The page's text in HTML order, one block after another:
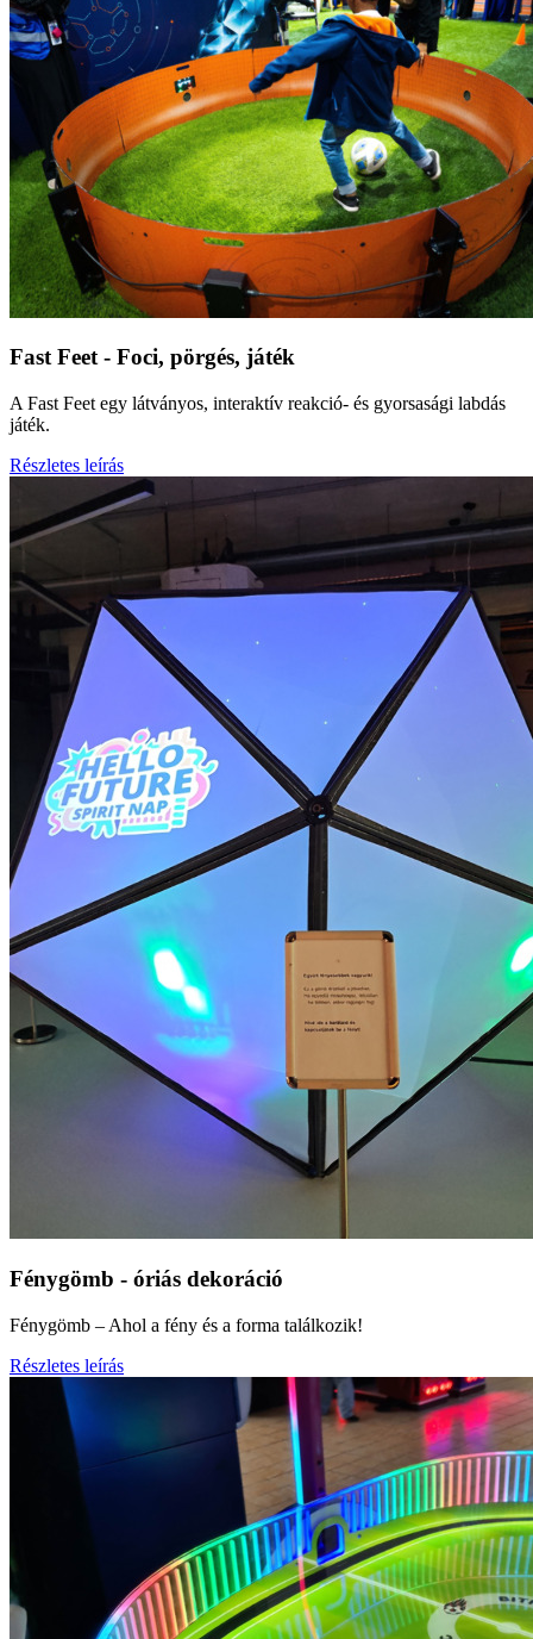
Fast Feet - Foci, pörgés, játék
A Fast Feet egy látványos, interaktív reakció- és gyorsasági labdás
játék.
Részletes leírás
Fénygömb - óriás dekoráció
Fénygömb – Ahol a fény és a forma találkozik!
Részletes leírás